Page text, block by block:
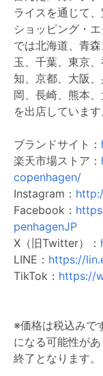
ライスを通じて
ショッピング・
では北海道、青
玉、千葉、東京
知、京都、大阪
岡、長崎、熊本
を出店していま
ブランドサイト：
楽天市場ストア：
copenhagen/
Instagram：
Facebook：
penhagenJP
X（旧Twitter）：
LINE： https://
TikTok： https://
※価格は税込みで
になる可能性が
終了となります。